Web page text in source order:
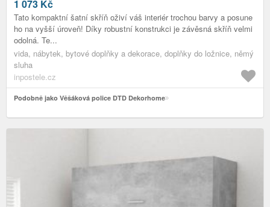
1 073 Kč
Tato kompaktní šatní skříň oživí váš interiér trochou barvy a posune
ho na vyšší úroveň! Díky robustní konstrukci je závěsná skříň velmi
odolná. Te...
vida, nábytek, bytové doplňky a dekorace, doplňky do ložnice, němý
sluha
inpostele.cz
Podobně jako Věšáková police DTD Dekorhome